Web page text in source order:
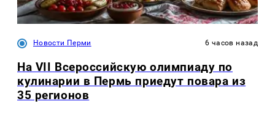
Новости Перми 6 часов назад
На VII Всероссийскую олимпиаду по
кулинарии в Пермь приедут повара из
35 регионов